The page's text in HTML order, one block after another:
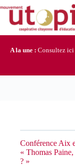
contenu
A la une : Consultez ici
Conférence Aix
« Thomas Paine,
? »